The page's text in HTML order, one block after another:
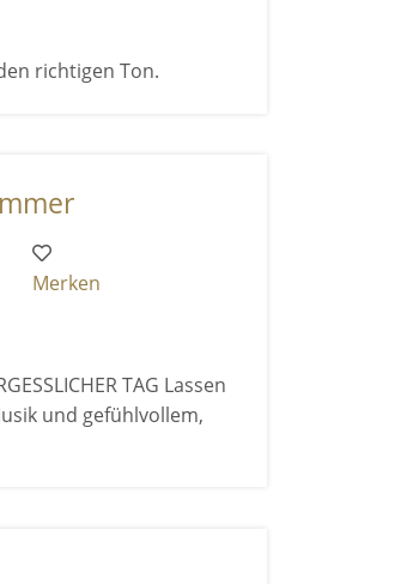
richtigen Ton.
Merken
TAG Lassen
und gefühlvollem,